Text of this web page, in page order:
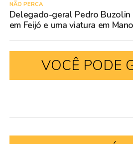
NÃO PERCA
Delegado-geral Pedro Buzolin
em Feijó e uma viatura em
VOCÊ PODE